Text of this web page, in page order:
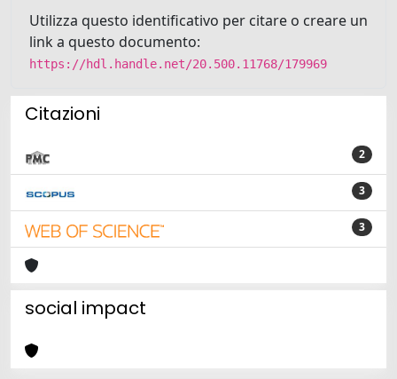
Utilizza questo identificativo per citare o creare un
link a questo documento:
https://hdl.handle.net/20.500.11768/179969
Citazioni
2
3
3
social impact